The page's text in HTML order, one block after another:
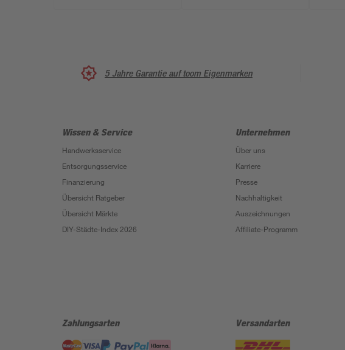
5 Jahre Garantie auf toom Eigenmarken
Wissen & Service
Handwerksservice
Entsorgungsservice
Finanzierung
Übersicht Ratgeber
Übersicht Märkte
DIY-Städte-Index 2026
Unternehmen
Über uns
Karriere
Presse
Nachhaltigkeit
Auszeichnungen
Affiliate-Programm
Zahlungsarten Versandarten